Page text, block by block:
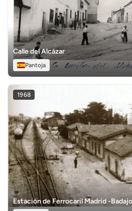
Calle del Alcázar
Pantoja
1968
Estación de Ferrocaril Madrid -